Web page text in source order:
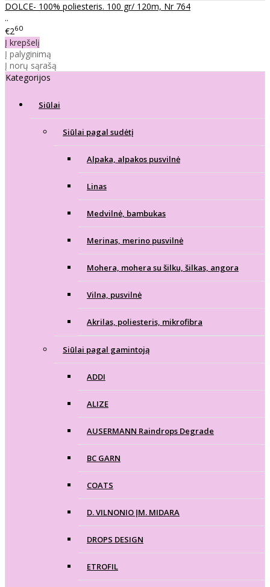
DOLCE- 100% poliesteris. 100 gr/ 120m, Nr 764
..
€260
Į krepšelį
Į palyginimą
Į norų sąrašą
Kategorijos
Siūlai
Siūlai pagal sudėtį
Alpaka, alpakos pusvilnė
Linas
Medvilnė, bambukas
Merinas, merino pusvilnė
Mohera, mohera su šilku, šilkas, angora
Vilna, pusvilnė
Akrilas, poliesteris, mikrofibra
Siūlai pagal gamintoją
ADDI
ALIZE
AUSERMANN Raindrops Degrade
BC GARN
COATS
D. VILNONIO ĮM. MIDARA
DROPS DESIGN
ETROFIL